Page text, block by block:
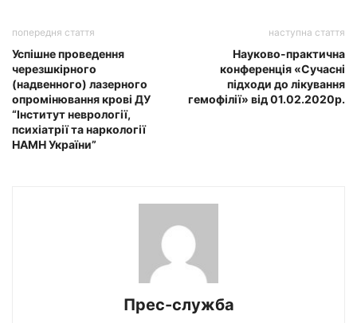
попередня стаття
Успішне проведення
черезшкірного
(надвенного) лазерного
опромінювання крові ДУ
“Інститут неврології,
психіатрії та наркології
НАМН України”
наступна стаття
Науково-практична
конференція «Сучасні
підходи до лікування
гемофілії» від 01.02.2020р.
Прес-служба